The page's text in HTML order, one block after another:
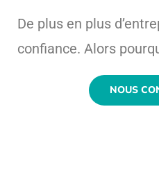
De plus en plus
confiance. Alors
NOUS